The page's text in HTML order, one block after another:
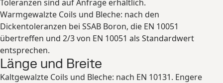
Toleranzen sind auf Anfrage erhältlich.
Warmgewalzte Coils und Bleche: nach den
Dickentoleranzen bei SSAB Boron, die EN 10051
übertreffen und 2/3 von EN 10051 als Standardwert
entsprechen.
Länge und Breite
Kaltgewalzte Coils und Bleche: nach EN 10131. Engere